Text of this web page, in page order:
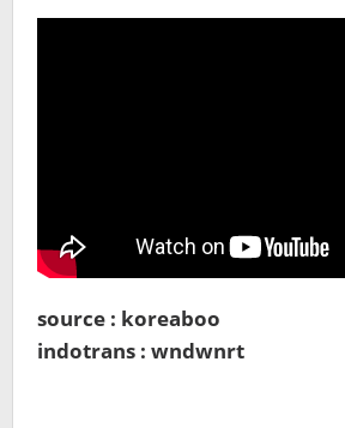
source : koreaboo
indotrans : wndwnrt